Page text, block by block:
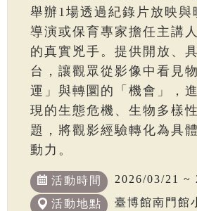
舉辦1場透過紀錄片放映與
導演或保育專家擔任主講
的真實兇手。提供開放、
台，讓觀眾從影像中看見
運」與轉圜的「機會」，
現的生態危機、生物多樣
題，將觀影經驗轉化為具
動力。
活動時間 2026/03/21 ~
活動地點 臺博館南門館